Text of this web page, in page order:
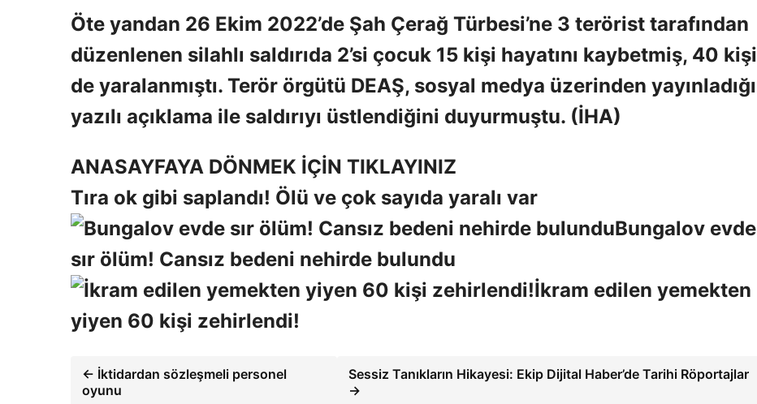
Öte yandan 26 Ekim 2022’de Şah Çerağ Türbesi’ne 3 terörist tarafından
düzenlenen silahlı saldırıda 2’si çocuk 15 kişi hayatını kaybetmiş, 40 kişi
de yaralanmıştı. Terör örgütü DEAŞ, sosyal medya üzerinden yayınladığı
yazılı açıklama ile saldırıyı üstlendiğini duyurmuştu. (İHA)
ANASAYFAYA DÖNMEK İÇİN TIKLAYINIZ
Tıra ok gibi saplandı! Ölü ve çok sayıda yaralı var
Bungalov evde
sır ölüm! Cansız bedeni nehirde bulundu
İkram edilen yemekten
yiyen 60 kişi zehirlendi!
← İktidardan sözleşmeli personel
oyunu
Sessiz Tanıkların Hikayesi: Ekip Dijital Haber’de Tarihi Röportajlar
→